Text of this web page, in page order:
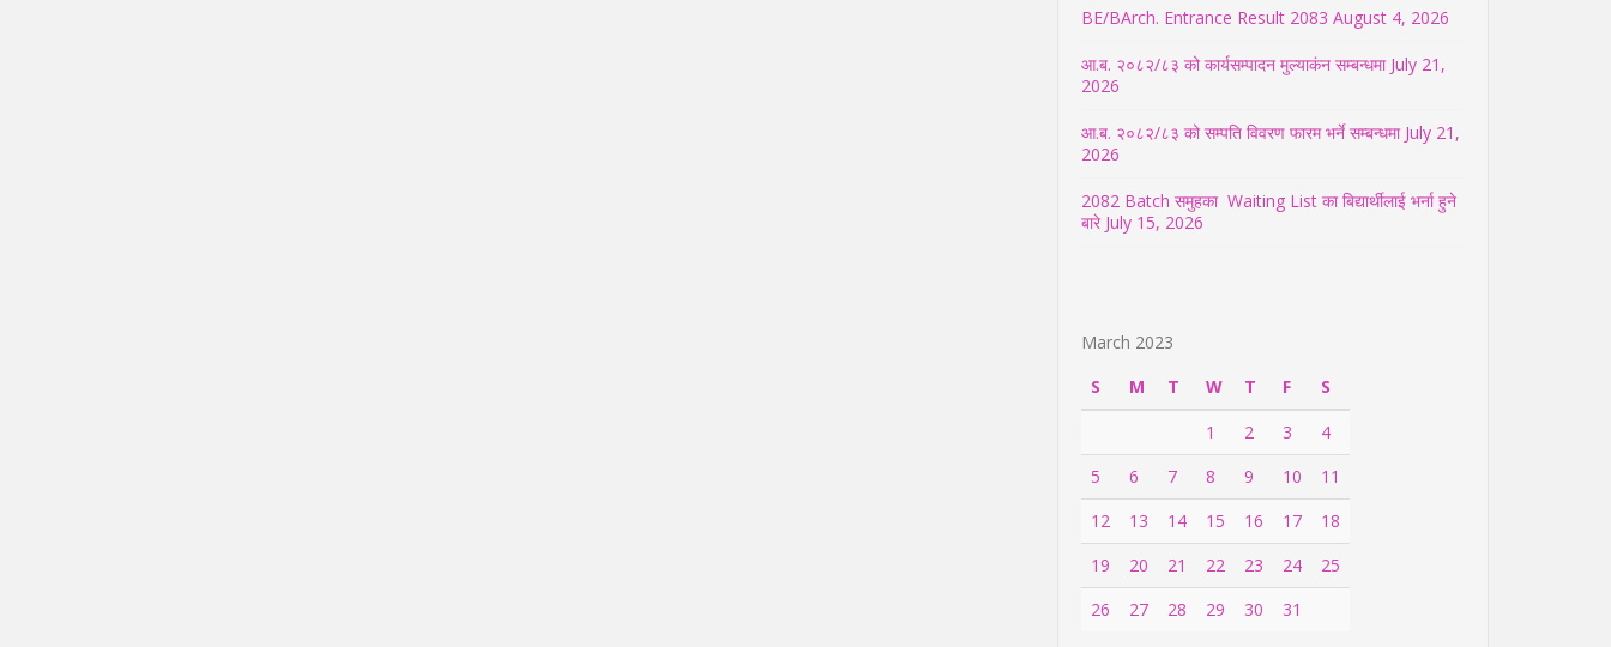
BE/BArch. Entrance Result 2083 August 4, 2026
आ.ब. २०८२/८३ को कार्यसम्पादन मुल्याकंन सम्बन्धमा July 21,
2026
आ.ब. २०८२/८३ को सम्पति विवरण फारम भर्ने सम्बन्धमा July 21,
2026
2082 Batch समुहका Waiting List का बिद्यार्थीलाई भर्ना हुने
बारे July 15, 2026
March 2023
S
M T W T F
S
1
2 3
4
5
6 7 8 9 10
11
12
13 14 15 16 17
18
19
20 21 22 23 24
25
26
27 28 29 30 31